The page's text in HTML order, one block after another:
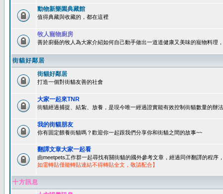
動物新樂園典藏館
值得典藏與收藏的，都在這裡
牧人寵物廚房
善於廚藝的牧人為大家介紹如何自己動手做出一道道健康又美味的寵物料理
街貓好鄰居
街貓好鄰居
打造一個對街貓友善的社會
大家一起來TNR
街貓經過捕捉、結紮、放養，是現今唯一經過證實能有效控制街貓數量的辦
我的街貓朋友
你有固定餵養街貓嗎？歡迎你一起跟我們分享你和街貓之間的故事~~
翻譯文章大家一起看
由meetpets工作群一起尋找有關街貓的國外參考文章，經過同伴翻譯的程序
如需轉貼僅能轉貼連結不得轉貼全文，敬請配合】
十方訊息